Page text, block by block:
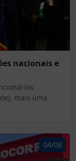
nacionais e
mais uma
04/08